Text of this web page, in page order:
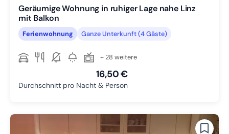
Geräumige Wohnung in ruhiger Lage nahe Linz
mit Balkon
Ferienwohnung Ganze Unterkunft (4 Gäste)
+ 28 weitere
16,50 €
Durchschnitt pro Nacht & Person